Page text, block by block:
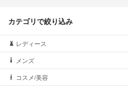
カテゴリで絞り込み
レディース
メンズ
コスメ/美容